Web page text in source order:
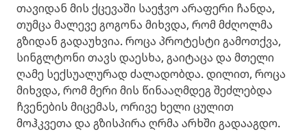
თავიდან მის ქცევაში საეჭვო არაფერი ჩანდა,
თუმცა მალევე გოგონა მიხვდა, რომ მძღოლმა
გზიდან გადაუხვია. როცა პროტესტი გამოთქვა,
სინგლტონი თავს დაესხა, გაიტაცა და მთელი
ღამე სექსუალურად ძალადობდა. დილით, როცა
მიხვდა, რომ მერი მის წინააღმდეგ შეძლებდა
ჩვენების მიცემას, ორივე ხელი ცულით
მოჰკვეთა და გზისპირა ღრმა არხში გადააგდო.